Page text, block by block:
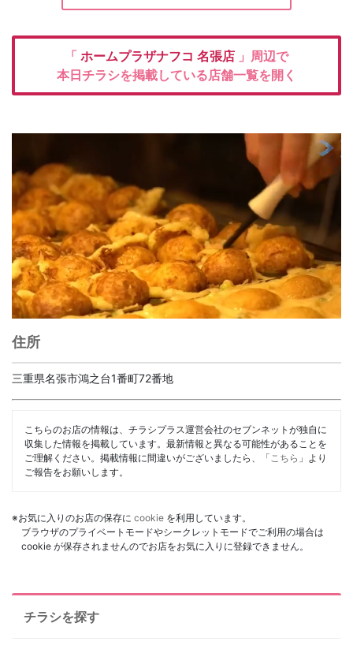
「 ホームプラザナフコ 名張店 」周辺で
本日チラシを掲載している店舗一覧を開く
住所
三重県名張市鴻之台1番町72番地
こちらのお店の情報は、チラシプラス運営会社のセブンネットが独自に
収集した情報を掲載しています。最新情報と異なる可能性があることを
ご理解ください。掲載情報に間違いがございましたら、「 こちら 」より
ご報告をお願いします。
※お気に入りのお店の保存に cookie を利用しています。
ブラウザのプライベートモードやシークレットモードでご利用の場合は
cookie が保存されませんのでお店をお気に入りに登録できません。
チラシを探す